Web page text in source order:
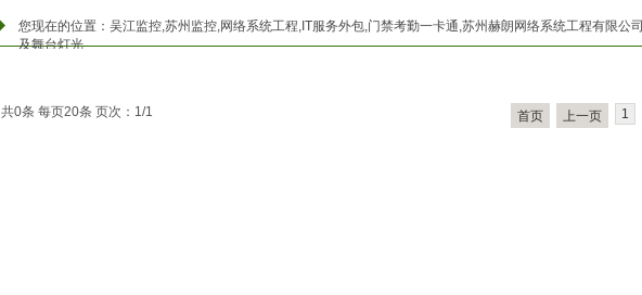
共0条 每页20条 页次：1/1 首页 上一页 1
您现在的位置： 吴江监控,苏州监控,网络系统工程,IT服务外包,门禁考勤一卡通,苏州赫朗网络系统工程有限公司
及舞台灯光